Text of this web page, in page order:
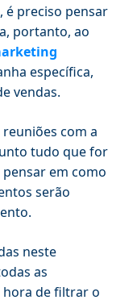
, é preciso pensar
portanto, ao
específica,
vendas.
com a
tudo que for
em como
serão
neste
as
hora de filtrar o